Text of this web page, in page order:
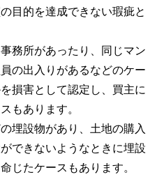
目的を達成できない瑕疵と
務所があったり、同じマン
の出入りがあるなどのケー
損害として認定し、買主に
もあります。
埋設物があり、土地の購入
できないようなときに埋設
じたケースもあります。